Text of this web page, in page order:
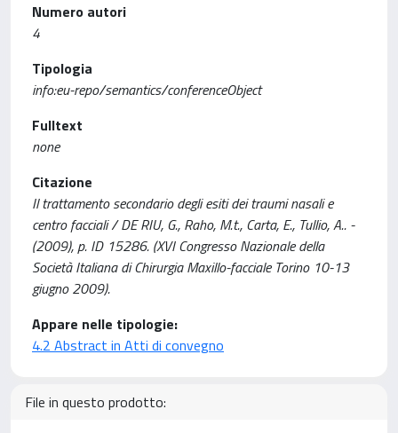
Numero autori
4
Tipologia
info:eu-repo/semantics/conferenceObject
Fulltext
none
Citazione
Il trattamento secondario degli esiti dei traumi nasali e
centro facciali / DE RIU, G., Raho, M.t., Carta, E., Tullio, A.. -
(2009), p. ID 15286. (XVI Congresso Nazionale della
Società Italiana di Chirurgia Maxillo-facciale Torino 10-13
giugno 2009).
Appare nelle tipologie:
4.2 Abstract in Atti di convegno
File in questo prodotto: